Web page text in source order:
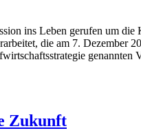
ins Leben gerufen um
die am 7. Dezember
genannten
Zukunft